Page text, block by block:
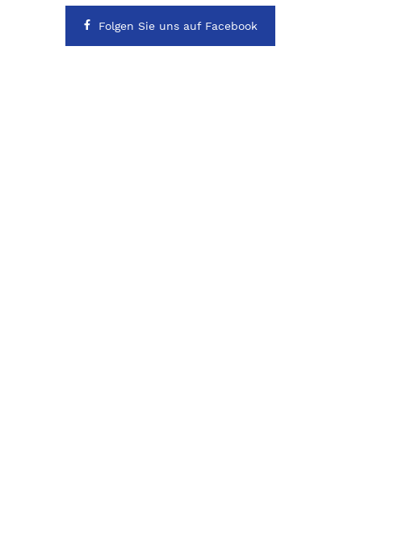
Folgen Sie uns auf Facebook